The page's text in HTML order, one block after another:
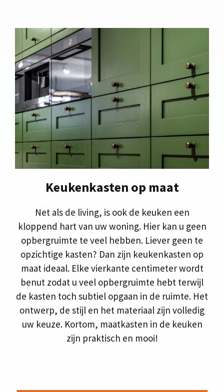
Keukenkasten op maat
Net als de living, is ook de keuken een
kloppend hart van uw woning. Hier kan u geen
opbergruimte te veel hebben. Liever geen te
opzichtige kasten? Dan zijn keukenkasten op
maat ideaal. Elke vierkante centimeter wordt
benut zodat u veel opbergruimte hebt terwijl
de kasten toch subtiel opgaan in de ruimte. Het
ontwerp, de stijl en het materiaal zijn volledig
uw keuze. Kortom, maatkasten in de keuken
zijn praktisch en mooi!